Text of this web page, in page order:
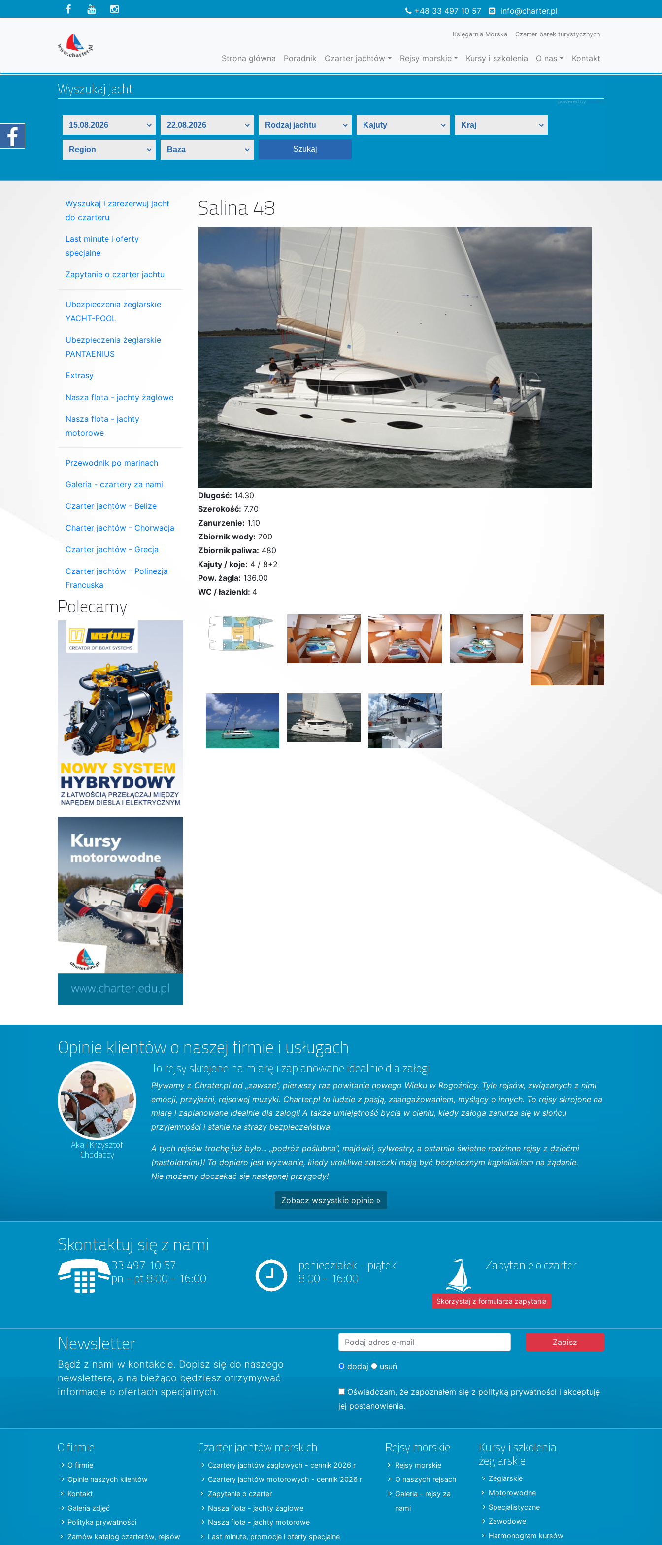
+48 33 497 10 57 info@charter.pl
Księgarnia Morska Czarter barek turystycznych
Strona główna Poradnik Czarter jachtów Rejsy morskie Kursy i szkolenia O nas Kontakt
Salina 48
Długość: 14.30
Szerokość: 7.70
Zanurzenie: 1.10
Zbiornik wody: 700
Zbiornik paliwa: 480
Kajuty / koje: 4 / 8+2
Pow. żagla: 136.00
WC / łazienki: 4
Wyszukaj i zarezerwuj jacht
do czarteru
Last minute i oferty
specjalne
Zapytanie o czarter jachtu
Ubezpieczenia żeglarskie
YACHT-POOL
Ubezpieczenia żeglarskie
PANTAENIUS
Extrasy
Nasza flota - jachty żaglowe
Nasza flota - jachty
motorowe
Przewodnik po marinach
Galeria - czartery za nami
Czarter jachtów - Belize
Charter jachtów - Chorwacja
Czarter jachtów - Grecja
Czarter jachtów - Polinezja
Francuska
Polecamy
Opinie klientów o naszej firmie i usługach
Aka i Krzysztof
Chodaccy
To rejsy skrojone na miarę i zaplanowane idealnie dla załogi
Pływamy z Chrater.pl od „zawsze”, pierwszy raz powitanie nowego Wieku w Rogoźnicy. Tyle rejsów, związanych z nimi
emocji, przyjaźni, rejsowej muzyki. Charter.pl to ludzie z pasją, zaangażowaniem, myślący o innych. To rejsy skrojone na
miarę i zaplanowane idealnie dla załogi! A także umiejętność bycia w cieniu, kiedy załoga zanurza się w słońcu
przyjemności i stanie na straży bezpieczeństwa.
A tych rejsów trochę już było... „podróż poślubna”, majówki, sylwestry, a ostatnio świetne rodzinne rejsy z dziećmi
(nastoletnimi)! To dopiero jest wyzwanie, kiedy urokliwe zatoczki mają być bezpiecznym kąpieliskiem na żądanie.
Nie możemy doczekać się następnej przygody!
Zobacz wszystkie opinie »
Skontaktuj się z nami
33 497 10 57
pn - pt 8:00 - 16:00
poniedziałek - piątek
8:00 - 16:00
Zapytanie o czarter
Skorzystaj z formularza zapytania
Newsletter
Bądź z nami w kontakcie. Dopisz się do naszego
newslettera, a na bieżąco będziesz otrzymywać
informacje o ofertach specjalnych.
dodaj usuń
Oświadczam, że zapoznałem się z polityką prywatności i akceptuję
jej postanowienia.
O firmie
O firmie
Opinie naszych klientów
Kontakt
Galeria zdjęć
Polityka prywatności
Zamów katalog czarterów, rejsów
Czarter jachtów morskich
Czartery jachtów żaglowych - cennik 2026 r
Czartery jachtów motorowych - cennik 2026 r
Zapytanie o czarter
Nasza flota - jachty żaglowe
Nasza flota - jachty motorowe
Last minute, promocje i oferty specjalne
Rejsy morskie
Rejsy morskie
O naszych rejsach
Galeria - rejsy za
nami
Kursy i szkolenia
żeglarskie
Żeglarskie
Motorowodne
Specjalistyczne
Zawodowe
Harmonogram kursów